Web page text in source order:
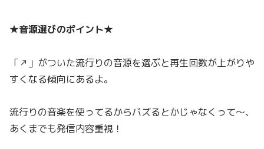
★音源選びのポイント★
「↗︎」がついた流行りの音源を選ぶと再生回数が上がりや
すくなる傾向にあるよ。
流行りの音楽を使ってるからバズるとかじゃなくって〜、
あくまでも発信内容重視！